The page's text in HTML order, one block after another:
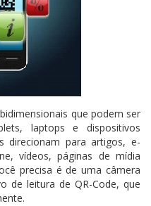
que podem ser
laptops e dispositivos
direcionam para artigos, e-
vídeos, páginas de mídia
precisa é de uma câmera
de leitura de QR-Code, que